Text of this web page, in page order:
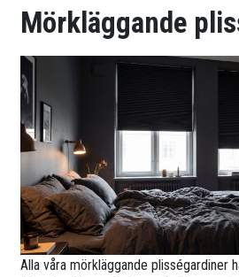
Mörkläggande
Alla våra mörkläggande plisségardiner